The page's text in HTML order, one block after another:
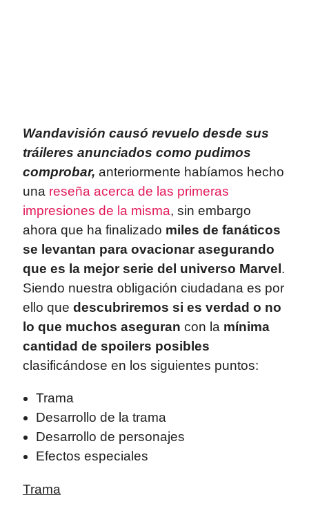
Wandavisión causó revuelo desde sus
tráileres anunciados como pudimos
comprobar, anteriormente habíamos hecho
una reseña acerca de las primeras
impresiones de la misma, sin embargo
ahora que ha finalizado miles de fanáticos
se levantan para ovacionar asegurando
que es la mejor serie del universo Marvel .
Siendo nuestra obligación ciudadana es por
ello que descubriremos si es verdad o no
lo que muchos aseguran con la mínima
cantidad de spoilers posibles
clasificándose en los siguientes puntos:
Trama
Desarrollo de la trama
Desarrollo de personajes
Efectos especiales
Trama